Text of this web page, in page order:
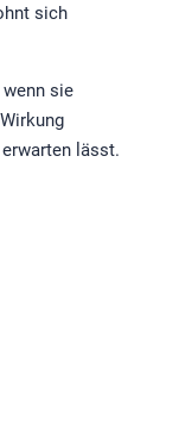
sich
sie
lässt.